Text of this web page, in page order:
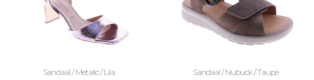
Sandaal / Metalic / Lila
Sandaal / Nubuck / Taupe